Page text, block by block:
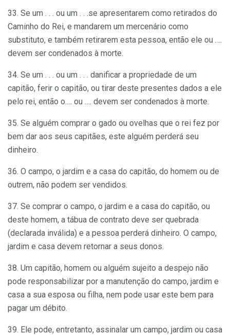
33. Se um . . . ou um . . .se apresentarem como retirados do
Caminho do Rei, e mandarem um mercenário como
substituto, e também retirarem esta pessoa, então ele ou ….
devem ser condenados à morte.
34. Se um . . . ou um . . . danificar a propriedade de um
capitão, ferir o capitão, ou tirar deste presentes dados a ele
pelo rei, então o…. ou …. devem ser condenados à morte.
35. Se alguém comprar o gado ou ovelhas que o rei fez por
bem dar aos seus capitães, este alguém perderá seu
dinheiro.
36. O campo, o jardim e a casa do capitão, do homem ou de
outrem, não podem ser vendidos.
37. Se comprar o campo, o jardim e a casa do capitão, ou
deste homem, a tábua de contrato deve ser quebrada
(declarada inválida) e a pessoa perderá dinheiro. O campo,
jardim e casa devem retornar a seus donos.
38. Um capitão, homem ou alguém sujeito a despejo não
pode responsabilizar por a manutenção do campo, jardim e
casa a sua esposa ou filha, nem pode usar este bem para
pagar um débito.
39. Ele pode, entretanto, assinalar um campo, jardim ou casa